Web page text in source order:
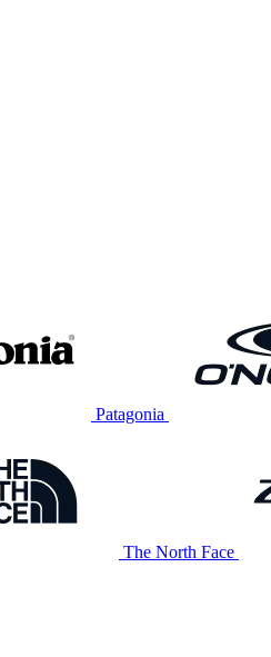
Patagonia
The North Face